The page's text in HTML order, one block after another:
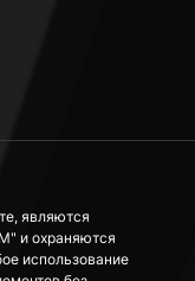
являются
и охраняются
использование